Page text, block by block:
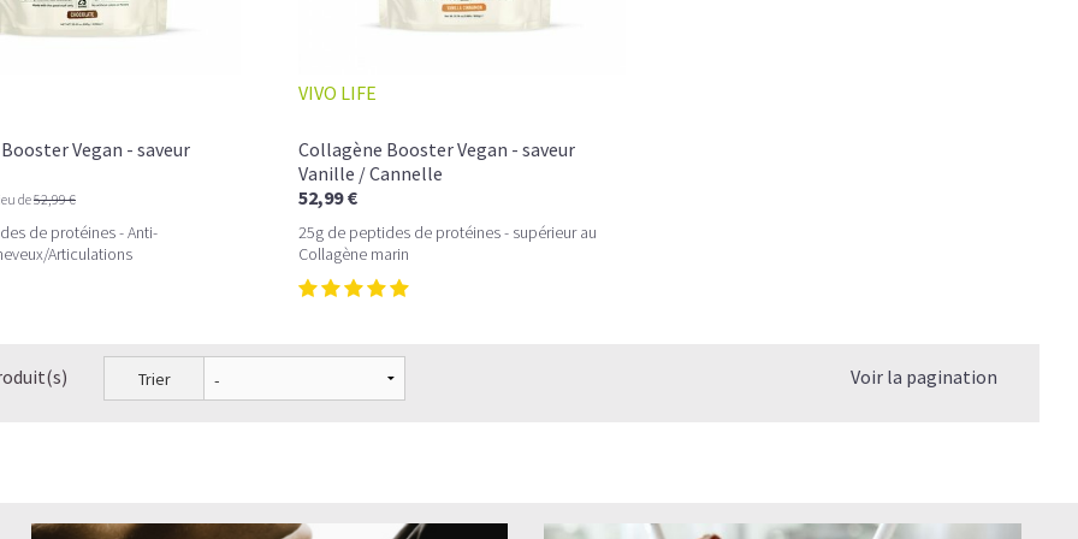
Vegan - saveur
de52,99 €
de protéines - Anti-
Articulations
VIVO LIFE
Collagène Booster Vegan - saveur
Vanille / Cannelle
52,99 €
25g de peptides de protéines - supérieur au
Collagène marin
Trier Voir la pagination